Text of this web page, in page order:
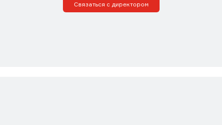
Связаться с директором